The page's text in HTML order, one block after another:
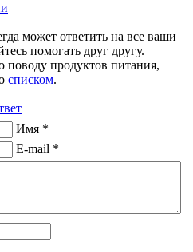
может ответить на все ваши
помогать друг другу.
поводу продуктов питания,
списком.
Имя *
E-mail *